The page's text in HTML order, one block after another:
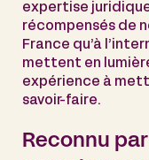
expertise
récompensés de
France qu’à
mettent en
expérience à
savoir-faire.
Reconnu